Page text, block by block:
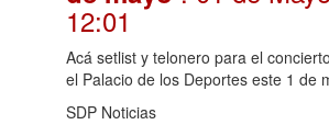
12:01
Acá setlist y telonero para el
el Palacio de los Deportes este 1 de
SDP Noticias